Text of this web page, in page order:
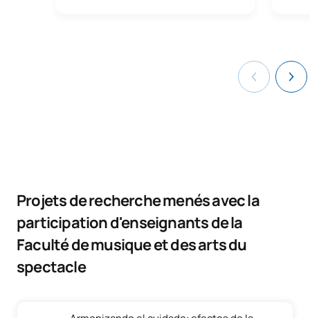
Projets de recherche menés avec la
participation d'enseignants de la
Faculté de musique et des arts du
spectacle